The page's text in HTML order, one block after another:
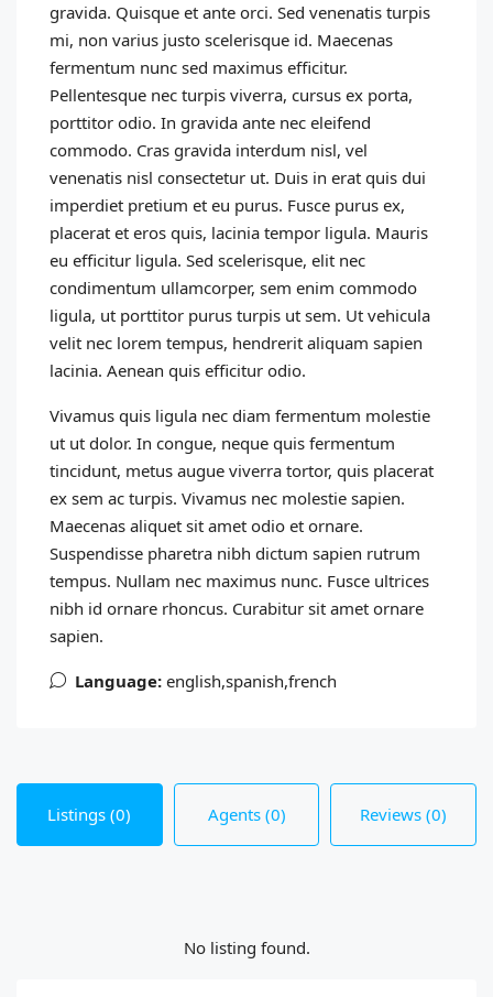
gravida. Quisque et ante orci. Sed venenatis turpis
mi, non varius justo scelerisque id. Maecenas
fermentum nunc sed maximus efficitur.
Pellentesque nec turpis viverra, cursus ex porta,
porttitor odio. In gravida ante nec eleifend
commodo. Cras gravida interdum nisl, vel
venenatis nisl consectetur ut. Duis in erat quis dui
imperdiet pretium et eu purus. Fusce purus ex,
placerat et eros quis, lacinia tempor ligula. Mauris
eu efficitur ligula. Sed scelerisque, elit nec
condimentum ullamcorper, sem enim commodo
ligula, ut porttitor purus turpis ut sem. Ut vehicula
velit nec lorem tempus, hendrerit aliquam sapien
lacinia. Aenean quis efficitur odio.
Vivamus quis ligula nec diam fermentum molestie
ut ut dolor. In congue, neque quis fermentum
tincidunt, metus augue viverra tortor, quis placerat
ex sem ac turpis. Vivamus nec molestie sapien.
Maecenas aliquet sit amet odio et ornare.
Suspendisse pharetra nibh dictum sapien rutrum
tempus. Nullam nec maximus nunc. Fusce ultrices
nibh id ornare rhoncus. Curabitur sit amet ornare
sapien.
Language: english,spanish,french
Listings (0) Agents (0) Reviews (0)
No listing found.